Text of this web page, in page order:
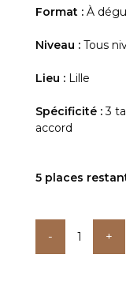
Format : À
Niveau : Tous
Lieu : Lille
Spécificité :3
accord
5 places
Spécial